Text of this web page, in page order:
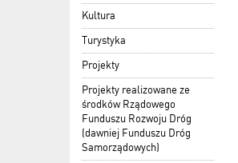
Kultura
Turystyka
Projekty
Projekty realizowane ze
środków Rządowego
Funduszu Rozwoju Dróg
(dawniej Funduszu Dróg
Samorządowych)